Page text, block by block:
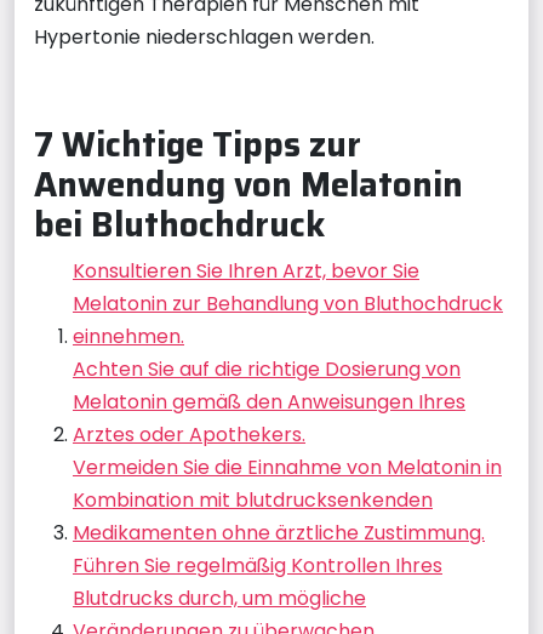
Hypertonie niederschlagen werden.
7 Wichtige Tipps zur
Anwendung von Melatonin
bei Bluthochdruck
Konsultieren Sie Ihren Arzt, bevor Sie
Melatonin zur Behandlung von Bluthochdruck
einnehmen.
Achten Sie auf die richtige Dosierung von
Melatonin gemäß den Anweisungen Ihres
Arztes oder Apothekers.
Vermeiden Sie die Einnahme von Melatonin in
Kombination mit blutdrucksenkenden
Medikamenten ohne ärztliche Zustimmung.
Führen Sie regelmäßig Kontrollen Ihres
Blutdrucks durch, um mögliche